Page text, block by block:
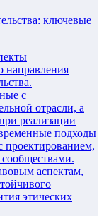
ключевые
направления
с
отрасли, а
реализации
подходы
проектированием,
аспектам,
этических